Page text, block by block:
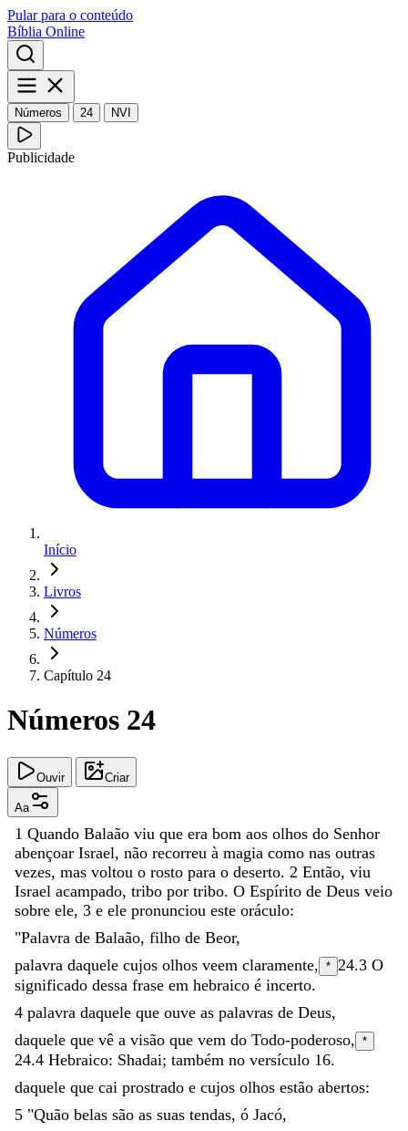
Pular para o conteúdo
Bíblia Online
Números 24 NVI
Publicidade
Início
Livros
Números
Capítulo 24
Números 24
Ouvir Criar
Aa
1 Quando Balaão viu que era bom aos olhos do Senhor
abençoar Israel, não recorreu à magia como nas outras
vezes, mas voltou o rosto para o deserto. 2 Então, viu
Israel acampado, tribo por tribo. O Espírito de Deus veio
sobre ele, 3 e ele pronunciou este oráculo:
"Palavra de Balaão, filho de Beor,
palavra daquele cujos olhos veem claramente, * 24.3 O
significado dessa frase em hebraico é incerto.
4 palavra daquele que ouve as palavras de Deus,
daquele que vê a visão que vem do Todo-poderoso, *
24.4 Hebraico: Shadai; também no versículo 16.
daquele que cai prostrado e cujos olhos estão abertos:
5 "Quão belas são as suas tendas, ó Jacó,